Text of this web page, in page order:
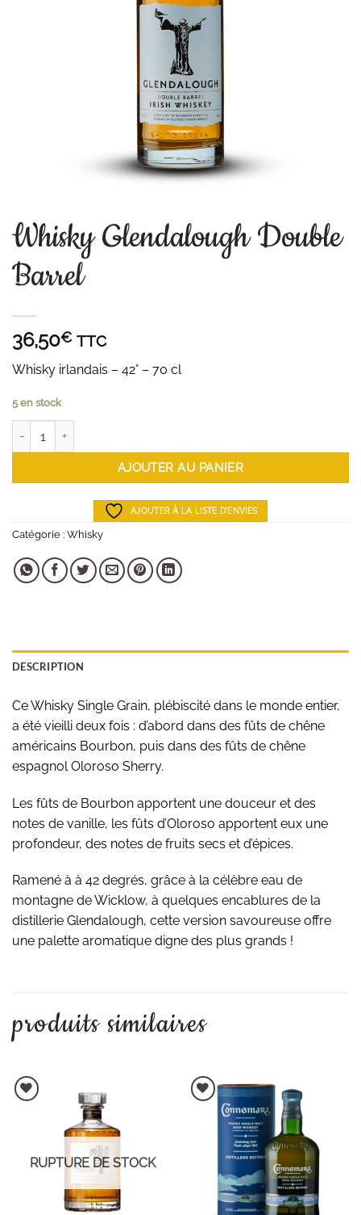
Whisky Glendalough Double
Barrel
36,50€ TTC
Whisky irlandais – 42° – 70 cl
5 en stock
AJOUTER AU PANIER
AJOUTER À LA LISTE D'ENVIES
Catégorie : Whisky
DESCRIPTION
Ce Whisky Single Grain, plébiscité dans le monde entier,
a été vieilli deux fois : d’abord dans des fûts de chêne
américains Bourbon, puis dans des fûts de chêne
espagnol Oloroso Sherry.
Les fûts de Bourbon apportent une douceur et des
notes de vanille, les fûts d’Oloroso apportent eux une
profondeur, des notes de fruits secs et d’épices.
Ramené à à 42 degrés, grâce à la célèbre eau de
montagne de Wicklow, à quelques encablures de la
distillerie Glendalough, cette version savoureuse offre
une palette aromatique digne des plus grands !
produits similaires
AJOUTER À LA LISTE D'ENVIES
RUPTURE DE STOCK
AJOUTER À LA LISTE D'ENVIES